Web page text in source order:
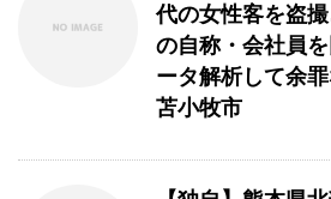
代の女性客を盗
の自称・会社員
ータ解析して余
苫小牧市